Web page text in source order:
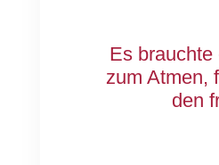
Es
zum Atmen,
den